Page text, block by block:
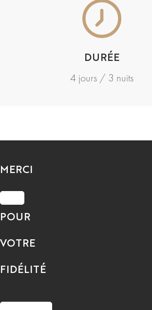
DURÉE
4 jours / 3 nuits
MERCI
POUR
VOTRE
FIDÉLITÉ